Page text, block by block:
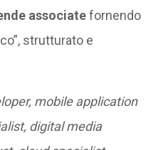
associatefornendo
strutturato e
mobile application
digital media